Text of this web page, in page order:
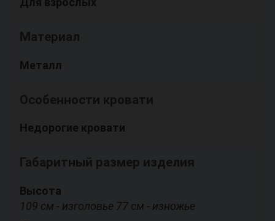
Материал
Металл
Особенности кровати
Недорогие кровати
Габаритный размер изделия
Высота
109 см - изголовье 77 см - изножье